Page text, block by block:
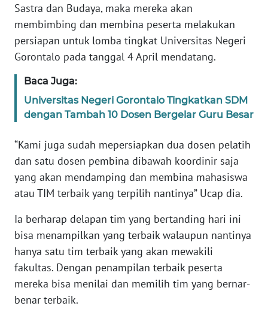
Sastra dan Budaya, maka mereka akan
membimbing dan membina peserta melakukan
persiapan untuk lomba tingkat Universitas Negeri
Gorontalo pada tanggal 4 April mendatang.
Baca Juga:
Universitas Negeri Gorontalo Tingkatkan SDM
dengan Tambah 10 Dosen Bergelar Guru Besar
“Kami juga sudah mepersiapkan dua dosen pelatih
dan satu dosen pembina dibawah koordinir saja
yang akan mendamping dan membina mahasiswa
atau TIM terbaik yang terpilih nantinya” Ucap dia.
Ia berharap delapan tim yang bertanding hari ini
bisa menampilkan yang terbaik walaupun nantinya
hanya satu tim terbaik yang akan mewakili
fakultas. Dengan penampilan terbaik peserta
mereka bisa menilai dan memilih tim yang bernar-
benar terbaik.
WN
PAPUA
BARAT
WN
WN
JAMBI
WN
SULTRA
WN
NTB
WN